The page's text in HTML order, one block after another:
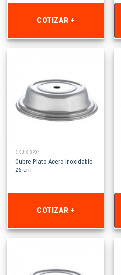
COTIZAR +
SKU: CBP04
Cubre Plato Acero Inoxidable
26 cm
COTIZAR +